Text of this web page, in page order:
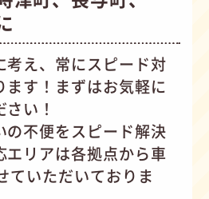
考え、常にスピード対
ます！まずはお気軽に
い！
の不便をスピード解決
エリアは各拠点から車
ていただいておりま